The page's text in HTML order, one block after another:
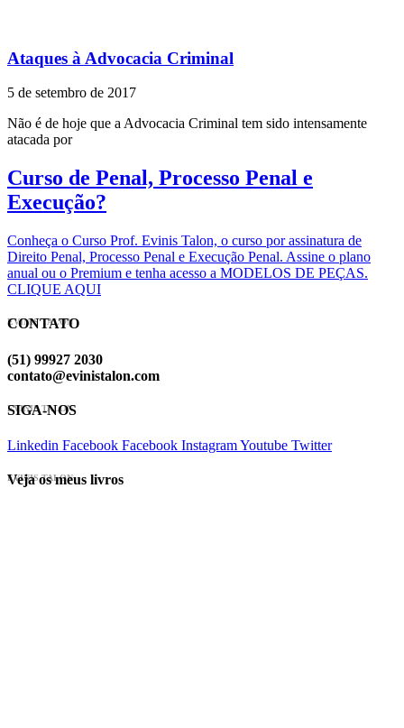
Ataques à Advocacia Criminal
5 de setembro de 2017
Não é de hoje que a Advocacia Criminal tem sido intensamente
atacada por
Curso de Penal, Processo Penal e
Execução?
Conheça o Curso Prof. Evinis Talon, o curso por assinatura de
Direito Penal, Processo Penal e Execução Penal. Assine o plano
anual ou o Premium e tenha acesso a MODELOS DE PEÇAS.
CLIQUE AQUI
EVINIS TALON
CONTATO
(51) 99927 2030
contato@evinistalon.com
EVINIS TALON
SIGA-NOS
Linkedin Facebook Facebook InstagramYoutube Twitter
EVINIS TALON
Veja os meus livros